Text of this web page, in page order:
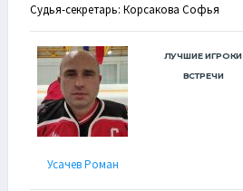
Судья-секретарь: Корсакова Софья
Усачев Роман
ЛУЧШИЕ ИГРОКИ
ВСТРЕЧИ